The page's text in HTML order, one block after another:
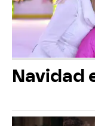
Navidad